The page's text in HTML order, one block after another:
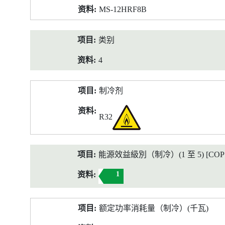
MS-12HRF8B
类别
4
制冷剂
R32
能源效益級別（制冷）(1 至 5) [COP
1
额定功率消耗量（制冷）(千瓦)